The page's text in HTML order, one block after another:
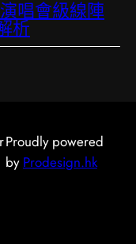
演唱會級線陣
析
Proudly powered
by Prodesign.hk